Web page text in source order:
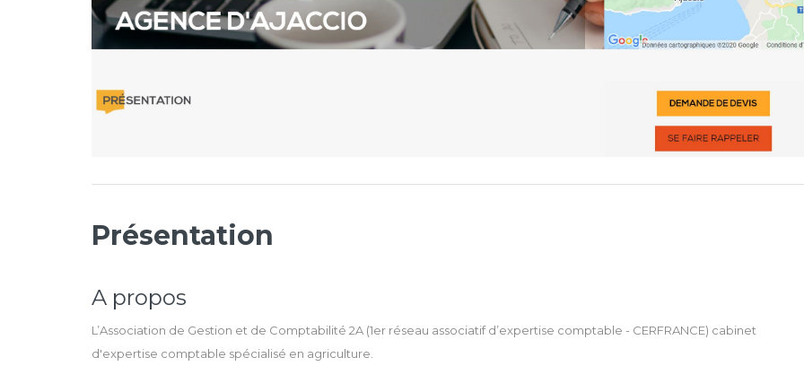
Présentation
A propos
L’Association de Gestion et de Comptabilité 2A (1er réseau associatif d’expertise comptable - CERFRANCE) cabinet
d'expertise comptable spécialisé en agriculture.